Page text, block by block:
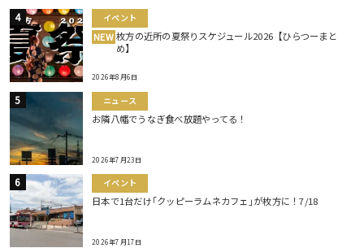
イベント
NEW 枚方の近所の夏祭りスケジュール2026【ひらつーまと
め】
2026年8月6日
ニュース
お隣八幡でうなぎ食べ放題やってる！
2026年7月23日
イベント
日本で1台だけ｢クッピーラムネカフェ｣が枚方に！7/18
2026年7月17日